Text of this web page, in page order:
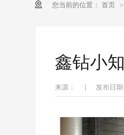
您当前的位置： 首页 >
鑫钻小
来源： | 发布日